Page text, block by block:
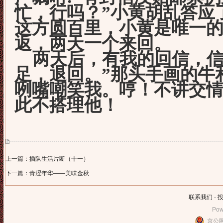
忙，行吗？”小黄胡乱答应
这方圆百里，小黄是唯一
返，两天一个来回。
两天后，有我的回信，
足，退回。”那头手画的牛
咧嘴嘲笑我。哼！不讲交
此不搭理他！
上一篇：插队生活片断（十一）
下一篇：青涩年华——美味金秋
联系我们 -
京公